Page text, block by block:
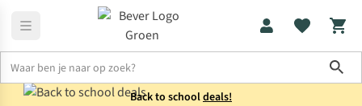
Back to schooldeals!